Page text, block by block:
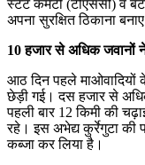
स्टेट कमेटी (टीएससी) व
अपना सुरक्षित ठिकाना
10 हजार से अधिक जवानों ने
आठ दिन पहले माओवादियों
छेड़ी गई। दस हजार से
पहली बार 12 किमी की
रहे। इस अभेद्य कुर्रेगुटा
कब्जा कर लिया है।